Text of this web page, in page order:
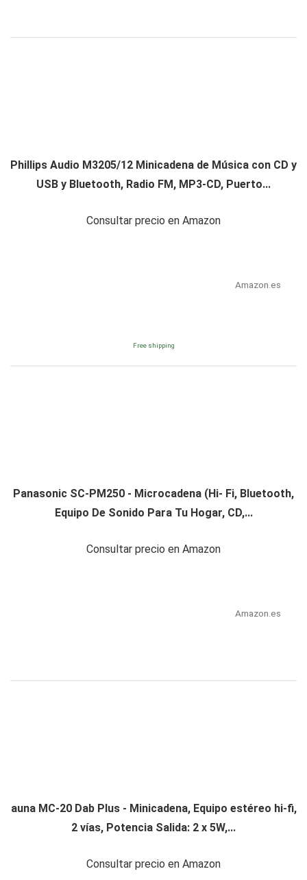
Phillips Audio M3205/12 Minicadena de Música con CD y
USB y Bluetooth, Radio FM, MP3-CD, Puerto...
Consultar precio en Amazon
Amazon.es
Free shipping
Panasonic SC-PM250 - Microcadena (Hi- Fi, Bluetooth,
Equipo De Sonido Para Tu Hogar, CD,...
Consultar precio en Amazon
Amazon.es
auna MC-20 Dab Plus - Minicadena, Equipo estéreo hi-fi,
2 vías, Potencia Salida: 2 x 5W,...
Consultar precio en Amazon